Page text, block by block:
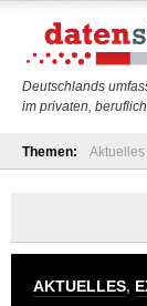
Deutschlands
im privaten,
Themen: Aktuelles
AKTUELLES,